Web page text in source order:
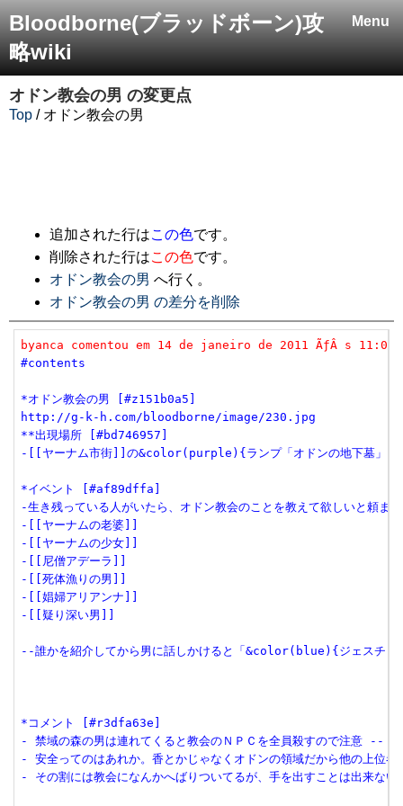
Menu
Bloodborne(ブラッドボーン)攻
略wiki
オドン教会の男 の変更点
Top / オドン教会の男
追加された行はこの色です。
削除された行はこの色です。
オドン教会の男 へ行く。
オドン教会の男 の差分を削除
byanca comentou em 14 de janeiro de 2011 ÃƒÂ s
#contents
*オドン教会の男 [#z151b0a5]
http://g-k-h.com/bloodborne/image/230.jpg
**出現場所 [#bd746957]
-[[ヤーナム市街]]の&color(purple){ランプ「オドンの地下墓」};
*イベント [#af89dffa]
-生き残っている人がいたら、オドン教会のことを教えて欲しいと頼ま
-[[ヤーナムの老婆]]
-[[ヤーナムの少女]]
-[[尼僧アデーラ]]
-[[死体漁りの男]]
-[[娼婦アリアンナ]]
-[[疑り深い男]]
--誰かを紹介してから男に話しかけると「&color(blue){ジェスチ
*コメント [#r3dfa63e]
- 禁域の森の男は連れてくると教会のＮＰＣを全員殺すので注
- 安全ってのはあれか。香とかじゃなくオドンの領域だから他
- その割には教会になんかへばりついてるが、手を出すことは